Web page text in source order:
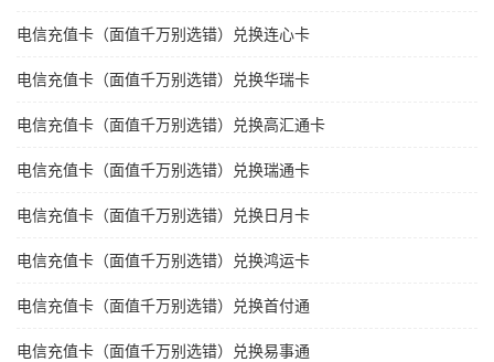
电信充值卡（面值千万别选错）兑换连心卡
电信充值卡（面值千万别选错）兑换华瑞卡
电信充值卡（面值千万别选错）兑换高汇通卡
电信充值卡（面值千万别选错）兑换瑞通卡
电信充值卡（面值千万别选错）兑换日月卡
电信充值卡（面值千万别选错）兑换鸿运卡
电信充值卡（面值千万别选错）兑换首付通
电信充值卡（面值千万别选错）兑换易事通